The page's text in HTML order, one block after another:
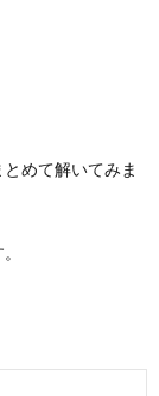
めて解いてみま